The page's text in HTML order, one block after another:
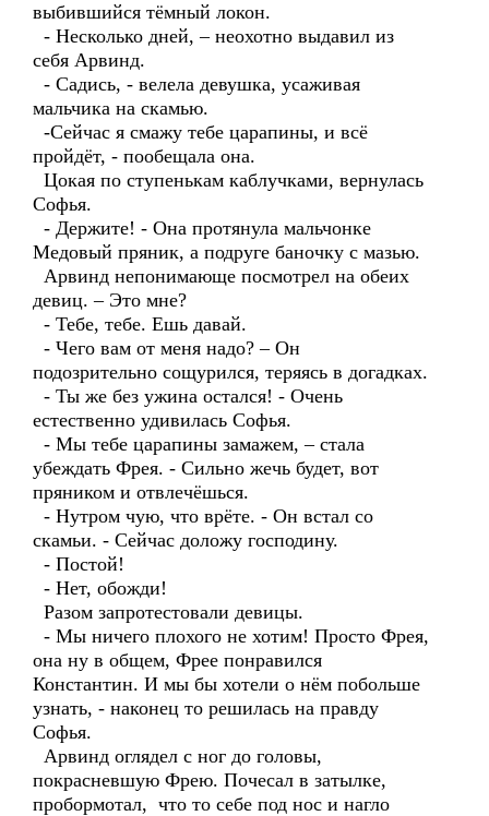
выбившийся тёмный локон.
- Несколько дней, – неохотно выдавил из
себя Арвинд.
- Садись, - велела девушка, усаживая
мальчика на скамью.
-Сейчас я смажу тебе царапины, и всё
пройдёт, - пообещала она.
Цокая по ступенькам каблучками, вернулась
Софья.
- Держите! - Она протянула мальчонке
Медовый пряник, а подруге баночку с мазью.
Арвинд непонимающе посмотрел на обеих
девиц. – Это мне?
- Тебе, тебе. Ешь давай.
- Чего вам от меня надо? – Он
подозрительно сощурился, теряясь в догадках.
- Ты же без ужина остался! - Очень
естественно удивилась Софья.
- Мы тебе царапины замажем, – стала
убеждать Фрея. - Сильно жечь будет, вот
пряником и отвлечёшься.
- Нутром чую, что врёте. - Он встал со
скамьи. - Сейчас доложу господину.
- Постой!
- Нет, обожди!
Разом запротестовали девицы.
- Мы ничего плохого не хотим! Просто Фрея,
она ну в общем, Фрее понравился
Константин. И мы бы хотели о нём побольше
узнать, - наконец то решилась на правду
Софья.
Арвинд оглядел с ног до головы,
покрасневшую Фрею. Почесал в затылке,
пробормотал, что то себе под нос и нагло